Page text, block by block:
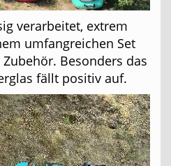
verarbeitet, extrem
umfangreichen Set
Besonders das
fällt positiv auf.